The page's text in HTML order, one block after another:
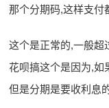
那个分期码,这样支付
这个是正常的,一般超
花呗搞这个是因为,如
但是分期是要收利息